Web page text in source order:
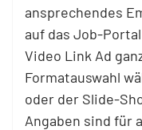
ansprechendes
auf das Job-
Video Link Ad
Formatauswahl
oder der Slide-
Angaben sind für